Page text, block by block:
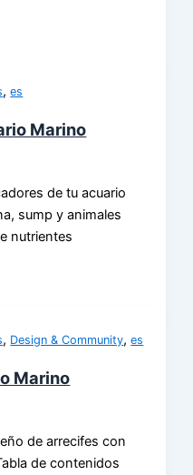
,es
Marino
de tu acuario
sump y animales
nutrientes
, Design & Community,es
Marino
de arrecifes con
de contenidos